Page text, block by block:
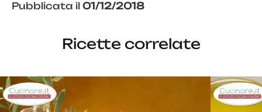
Pubblicata il 01/12/2018
Ricette correlate